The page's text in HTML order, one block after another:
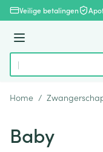
Ga naar de inhoud
Veilige betalingen
Menu
Product, merk,
Home /
Baby